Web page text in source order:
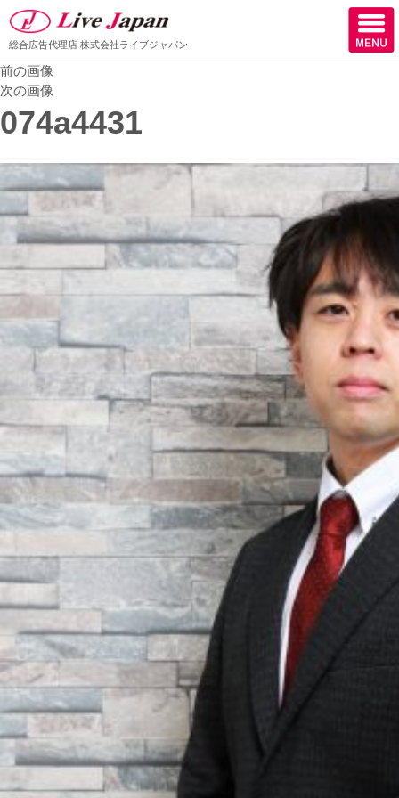
会社情報
スタッフブログ
ケーススタディー
採用
お問い合わせ
総合広告代理店 株式会社ライブジャパン
前の画像
次の画像
074a4431